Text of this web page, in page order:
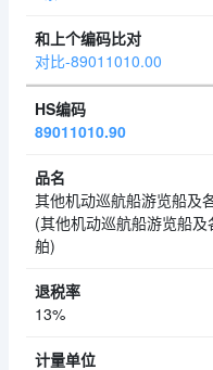
对比-89011010.00
89011010.90
其他机动巡航船游览船及
(其他机动巡航船游览船
舶)
13%